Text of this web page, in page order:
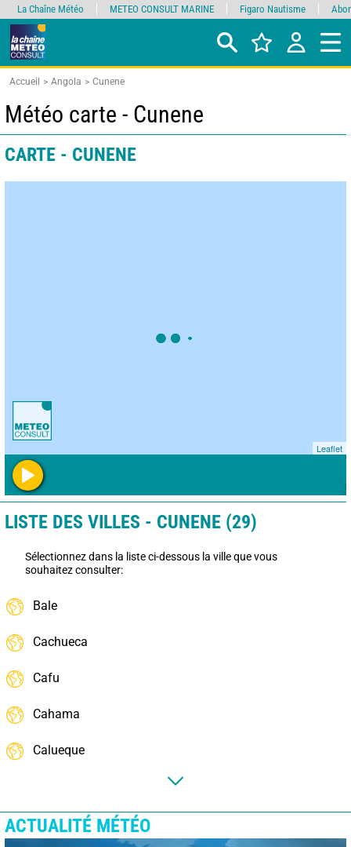
Accueil Angola Cunene
Météo carte - Cunene
CARTE - CUNENE
Leaflet
LISTE DES VILLES - CUNENE (29)
Sélectionnez dans la liste ci-dessous la ville que vous
souhaitez consulter:
Bale
Cachueca
Cafu
Cahama
Calueque
ACTUALITÉ MÉTÉO
La Chaîne Météo METEO CONSULT MARINE Figaro Nautisme